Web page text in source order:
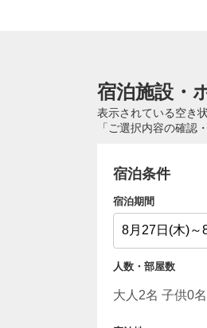
宿泊施設・
表示されている空き
「ご選択内容の確認
宿泊条件
宿泊期間
人数・部屋数